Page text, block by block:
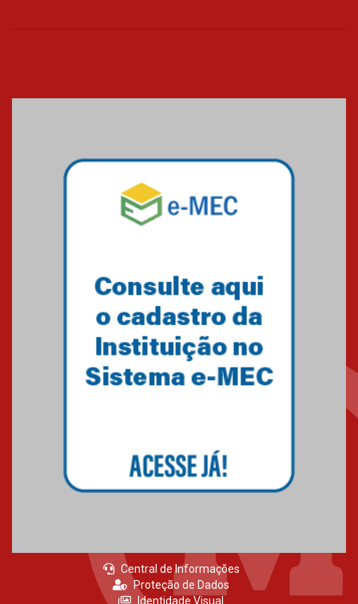
Central de Informações
Proteção de Dados
Identidade Visual